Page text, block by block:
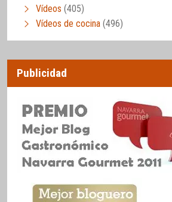
Vídeos (405)
Vídeos de cocina (496)
Publicidad